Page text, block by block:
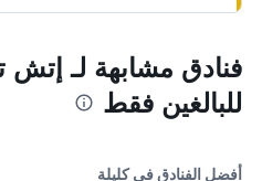
فنادق مشابهة لـ إتش
للبالغين فقط
أفضل الفنادق في كليلة